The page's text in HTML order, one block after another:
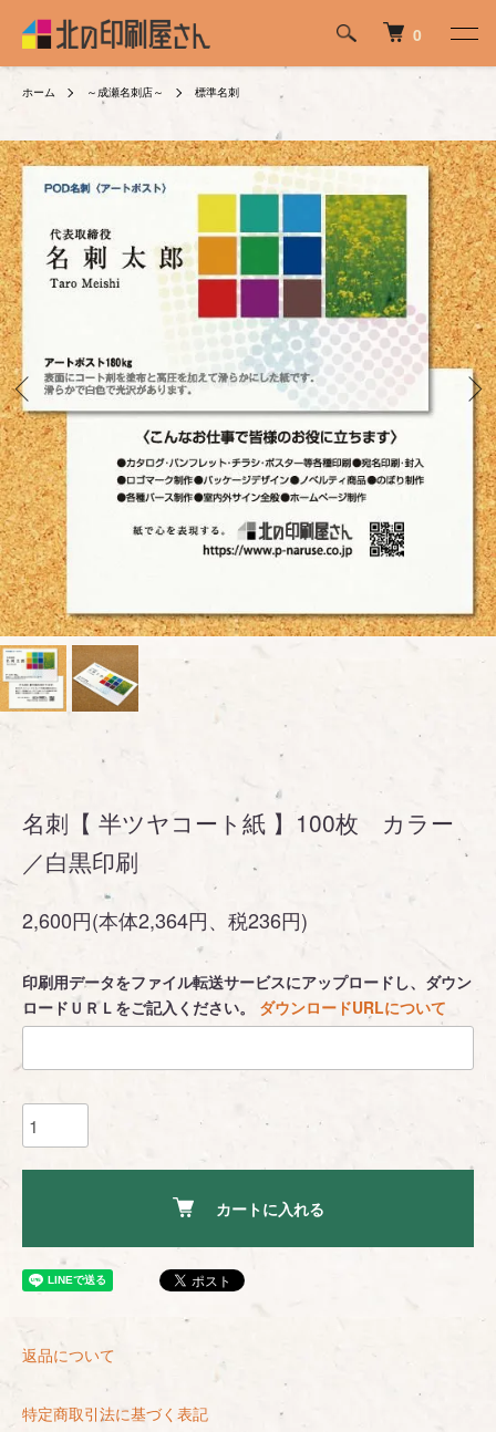
0
ホーム ～成瀬名刺店～ 標準名刺
名刺【 半ツヤコート紙 】100枚 カラー
／白黒印刷
2,600円(本体2,364円、税236円)
印刷用データをファイル転送サービスにアップロードし、ダウン
ロードＵＲＬをご記入ください。 ダウンロードURLについて
カートに入れる
返品について
特定商取引法に基づく表記